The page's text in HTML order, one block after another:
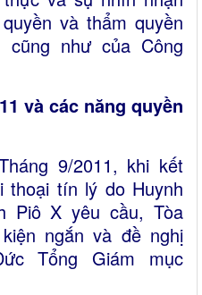
và thẩm quyền
như của Công
và các năng quyền
9/2011, khi kết
thoại tín lý do Huynh
Piô X yêu cầu, Tòa
ngắn và đề nghị
Tổng Giám mục